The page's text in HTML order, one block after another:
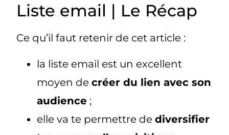
Liste email | Le Récap
Ce qu’il faut retenir de cet article :
la liste email est un excellent
moyen decréer du lien avec son
audience ;
elle va te permettre dediversifier